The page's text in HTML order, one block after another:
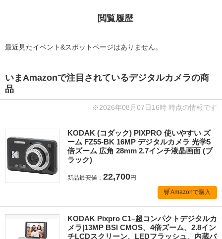
閲覧履歴
最近見たイベント&スポットページはありません。
いまAmazonで注目されているデジタルカメラの商
品
※2026年08月07日16時 時点の情報です
KODAK (コダック) PIXPRO 使いやすい ズ
ーム FZ55-BK 16MP デジタルカメラ 光学5
倍ズーム 広角 28mm 2.7インチ液晶画面 (ブ
ラック)
新品最安値： 22,700円
Amazonで購入
KODAK Pixpro C1–超コンパクトデジタルカ
メラ|13MP BSI CMOS、4倍ズーム、2.8イン
チLCDスクリーン、LEDフラッシュ、内蔵バ